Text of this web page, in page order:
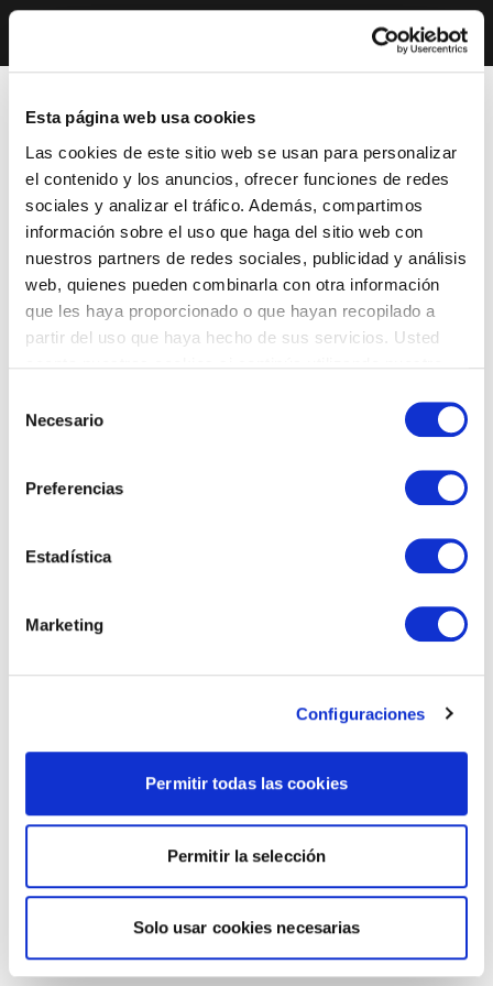
Esta página web usa cookies
Las cookies de este sitio web se usan para personalizar
el contenido y los anuncios, ofrecer funciones de redes
sociales y analizar el tráfico. Además, compartimos
información sobre el uso que haga del sitio web con
nuestros partners de redes sociales, publicidad y análisis
web, quienes pueden combinarla con otra información
que les haya proporcionado o que hayan recopilado a
partir del uso que haya hecho de sus servicios. Usted
Necesario
Preferencias
Estadística
Marketing
Configuraciones
Permitir todas las cookies
Permitir la selección
Solo usar cookies necesarias